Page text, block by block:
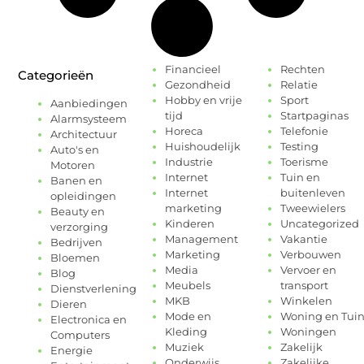
Categorieën
Aanbiedingen
Alarmsysteem
Architectuur
Auto's en
Motoren
Banen en
opleidingen
Beauty en
verzorging
Bedrijven
Bloemen
Blog
Dienstverlening
Dieren
Electronica en
Computers
Energie
Financieel
Gezondheid
Hobby en vrije
tijd
Horeca
Huishoudelijk
Industrie
Internet
Internet
marketing
Kinderen
Management
Marketing
Media
Meubels
MKB
Mode en
Kleding
Muziek
Rechten
Relatie
Sport
Startpaginas
Telefonie
Testing
Toerisme
Tuin en
buitenleven
Tweewielers
Uncategorized
Vakantie
Verbouwen
Vervoer en
transport
Winkelen
Woning en Tuin
Woningen
Zakelijk